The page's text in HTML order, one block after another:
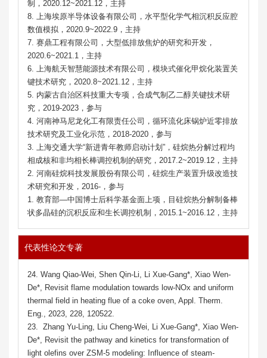
制，2020.12~2021.12，主持
8. 上海埃原半导体设备有限公司，水平型化学气相沉积反应腔
数值模拟，2020.9~2022.9，主持
7. 赛鼎工程有限公司，大型低排放焦炉的研究和开发，
2020.6~2021.1，主持
6. 上海航天智慧能源技术有限公司，模块式催化甲烷化装置关
键技术研究，2020.8~2021.12，主持
5. 内蒙古自治区科技重大专项，合成气制乙二醇关键技术研
究，2019-2023，参与
4. 河南神马尼龙化工有限责任公司，循环流化床锅炉近零排放
技术研究及工业化示范，2018-2020，参与
3. 上海交通大学“新进青年教师启动计划”，硅烷热分解过程均
相成核和非均相长棒调控机制的研究，2017.2~2019.12，主持
2. 河南硅烷科技发展股份有限公司，硅烷生产装置升级改造技
术研究和开发，2016-，参与
1. 教育部—中国博士后科学基金面上项，目硅烷热分解制备棒
状多晶硅的沉积反应和生长调控机制，2015.1~2016.12，主持
代表性论文专著
24. Wang Qiao-Wei, Shen Qin-Li, Li Xue-Gang*, Xiao Wen-
De*, Revisit flame modulation towards low-NOx and uniform
thermal field in heating flue of a coke oven, Appl. Therm.
Eng., 2023, 228, 120522.
23. Zhang Yu-Ling, Liu Cheng-Wei, Li Xue-Gang*, Xiao Wen-
De*, Revisit the pathway and kinetics for transformation of
light olefins over ZSM-5 modeling: Influence of steam-